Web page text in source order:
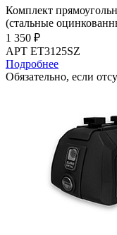
Комплект
(стальные
1 350 ₽
АРТ ET3125SZ
Подробнее
Обязательно, если